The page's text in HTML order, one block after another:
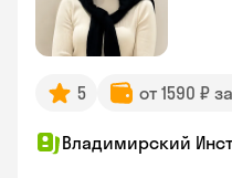
5 от 1590 ₽
Владимирский